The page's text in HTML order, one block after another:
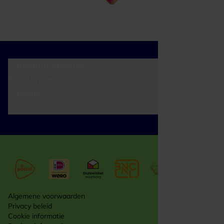
Algemene voorwaarden
Privacy beleid
Cookie informatie